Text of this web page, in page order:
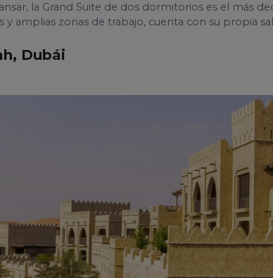
la Grand Suite de dos dormitorios es el más
y amplias zonas de trabajo, cuenta con su propia
Dubái